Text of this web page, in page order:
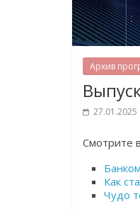
Архив
27.01.2025
Cмотрите
Как
Чудо